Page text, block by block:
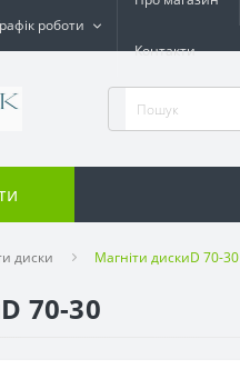
роботи
Контакти
диски Магніти дискиD 70-30
70-30